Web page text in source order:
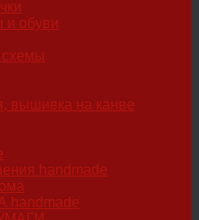
и обуви
вышивка на канве
handmade